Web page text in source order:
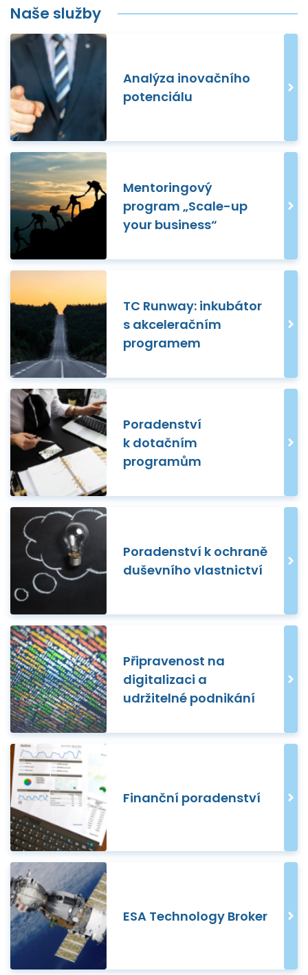
Naše služby
Analýza inovačního
potenciálu
Mentoringový
program „Scale-up
your business“
TC Runway: inkubátor
s akceleračním
programem
Poradenství
k dotačním
programům
Poradenství k ochraně
duševního vlastnictví
Připravenost na
digitalizaci a
udržitelné podnikání
Finanční poradenství
ESA Technology Broker